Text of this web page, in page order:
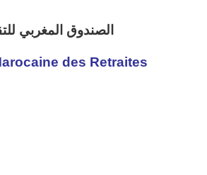
الصندوق المغربي
des Retraites